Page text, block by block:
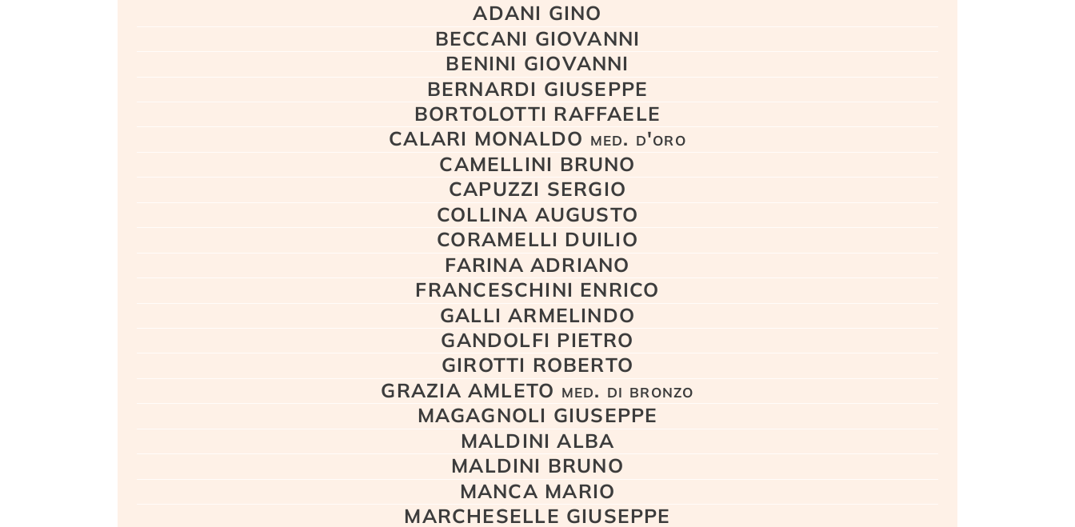
ADANI GINO
BECCANI GIOVANNI
BENINI GIOVANNI
BERNARDI GIUSEPPE
BORTOLOTTI RAFFAELE
CALARI MONALDO med. d'oro
CAMELLINI BRUNO
CAPUZZI SERGIO
COLLINA AUGUSTO
CORAMELLI DUILIO
FARINA ADRIANO
FRANCESCHINI ENRICO
GALLI ARMELINDO
GANDOLFI PIETRO
GIROTTI ROBERTO
GRAZIA AMLETO med. di bronzo
MAGAGNOLI GIUSEPPE
MALDINI ALBA
MALDINI BRUNO
MANCA MARIO
MARCHESELLE GIUSEPPE